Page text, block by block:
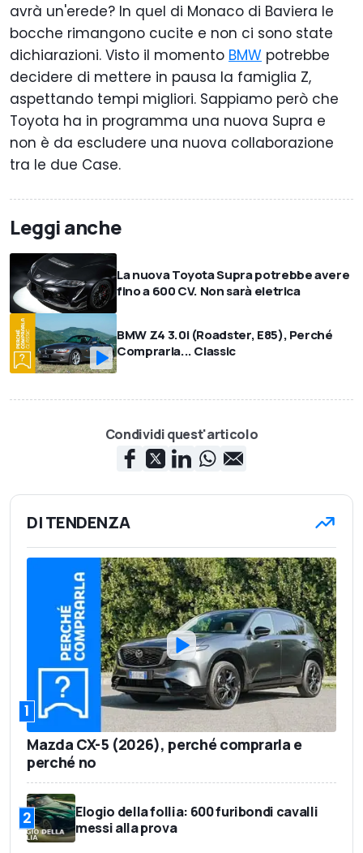
avrà un'erede? In quel di Monaco di Baviera le
bocche rimangono cucite e non ci sono state
dichiarazioni. Visto il momento BMW potrebbe
decidere di mettere in pausa la famiglia Z,
aspettando tempi migliori. Sappiamo però che
Toyota ha in programma una nuova Supra e
non è da escludere una nuova collaborazione
tra le due Case.
Leggi anche
La nuova Toyota Supra potrebbe avere
fino a 600 CV. Non sarà eletrica
BMW Z4 3.0i (Roadster, E85), Perché
Comprarla... Classic
Condividi quest'articolo
DI TENDENZA
1
Mazda CX-5 (2026), perché comprarla e
perché no
2
Elogio della follia: 600 furibondi cavalli
messi alla prova